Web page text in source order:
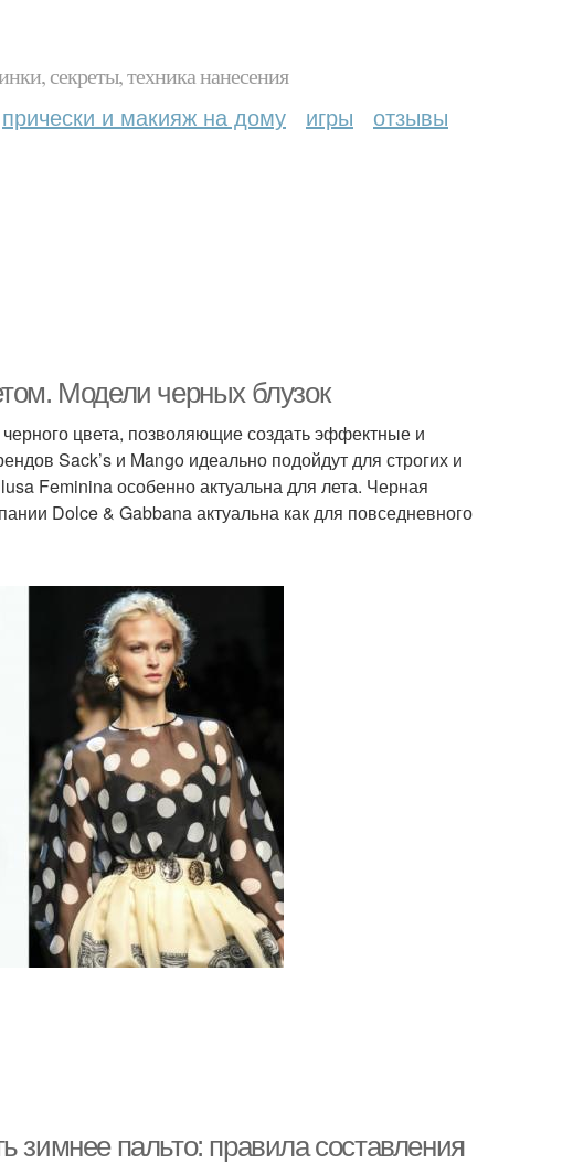
секреты, техника нанесения
прически и макияж на дому игры отзывы
Модели черных блузок
цвета, позволяющие создать эффектные и
Sack’s и Mango идеально подойдут для строгих и
Feminina особенно актуальна для лета. Черная
Dolce & Gabbana актуальна как для повседневного
зимнее пальто: правила составления